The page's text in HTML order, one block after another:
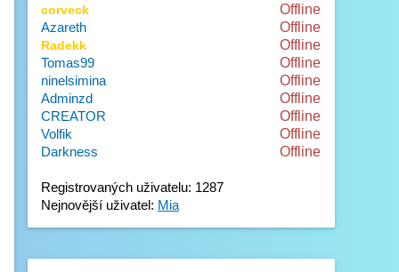
corveck
Offline
Azareth
Offline
Radekk
Offline
Tomas99
Offline
ninelsimina
Offline
Adminzd
Offline
CREATOR
Offline
Volfik
Offline
Darkness
Offline
Registrovaných uživatelu: 1287
Nejnovější uživatel: Mia